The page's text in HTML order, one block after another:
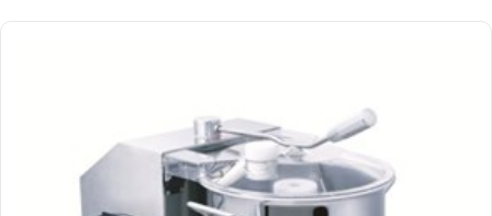
В наявності